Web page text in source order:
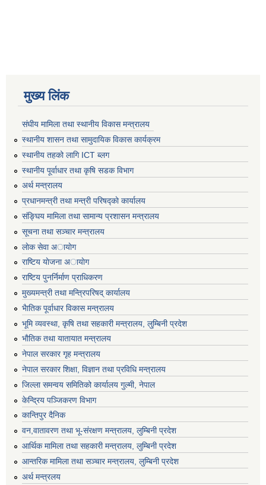
मुख्य लिंक
संघीय मामिला तथा स्थानीय विकास मन्त्रालय
स्थानीय शासन तथा सामुदायिक विकास कार्यक्रम
स्थानीय तहको लागि ICT ब्लग
स्थानीय पूर्वाधार तथा कृषि सडक विभाग
अर्थ मन्त्रालय
प्रधानमन्त्री तथा मन्त्री परिषद्काे कार्यालय
संङ्घिय मामिला तथा सामान्य प्रशासन मन्त्रालय
सूचना तथा सञ्चार मन्त्रालय
लाेक सेवा अायाेग
राष्टिय याेजना अायाेग
राष्टिय पुनर्निर्माण प्राधिकरण
मुख्यमन्त्री तथा मन्त्रिपरिषद् कार्यालय
भैातिक पूर्वाधार विकास मन्त्रालय
भूमि व्यवस्था, कृषि तथा सहकारी मन्त्रालय, लु्म्बिनी प्रदेश
भाैतिक तथा यातायात मन्त्रालय
नेपाल सरकार गृह मन्त्रालय
नेपाल सरकार शिक्षा, विज्ञान तथा प्रविधि मन्त्रालय
जिल्ला समन्वय समितिको कार्यालय गुल्मी, नेपाल
केन्द्रिय पञ्जिकरण विभाग
कान्तिपुर दैनिक
वन,वातावरण तथा भू-संरक्षण मन्त्रालय, लुम्बिनी प्रदेश
आर्थिक मामिला तथा सहकारी मन्त्रालय, लुम्बिनी प्रदेश
आन्तरिक मामिला तथा सञ्चार मन्त्रालय, लुम्बिनी प्रदेश
अर्थ मन्त्रलय